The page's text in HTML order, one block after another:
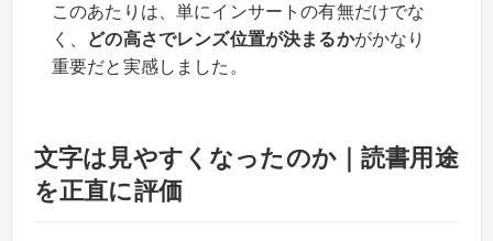
このあたりは、単にインサートの有無だけでな
く、 どの高さでレンズ位置が決まるかがかなり
重要だと実感しました。
文字は見やすくなったのか｜読書用途
を正直に評価